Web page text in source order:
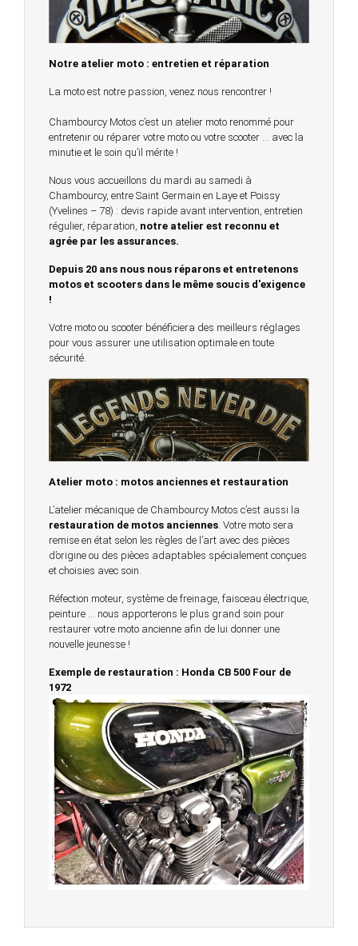
Notre atelier moto : entretien et réparation
La moto est notre passion, venez nous rencontrer !
Chambourcy Motos c’est un atelier moto renommé pour
entretenir ou réparer votre moto ou votre scooter … avec la
minutie et le soin qu’il mérite !
Nous vous accueillons du mardi au samedi à
Chambourcy, entre Saint Germain en Laye et Poissy
(Yvelines – 78) : devis rapide avant intervention, entretien
régulier, réparation, notre atelier est reconnu et
agrée par les assurances.
Depuis 20 ans nous nous réparons et entretenons
motos et scooters dans le même soucis d'exigence
!
Votre moto ou scooter bénéficiera des meilleurs réglages
pour vous assurer une utilisation optimale en toute
sécurité.
Atelier moto : motos anciennes et restauration
L’atelier mécanique de Chambourcy Motos c’est aussi la
restauration de motos anciennes . Votre moto sera
remise en état selon les règles de l’art avec des pièces
d’origine ou des pièces adaptables spécialement conçues
et choisies avec soin.
Réfection moteur, système de freinage, faisceau électrique,
peinture … nous apporterons le plus grand soin pour
restaurer votre moto ancienne afin de lui donner une
nouvelle jeunesse !
Exemple de restauration : Honda CB 500 Four de
1972
© 2023 -Chambourcy Motos 78 - 7bis chemin de la
Forêt - 78240 - Chambourcy -
Garage Motos et Scooters depuis 20 ans à votre
service entre Saint Germain en Laye et Poissy
Achat de motos et scooters - Dépôt vente - Réparation
- Concessionnaire Voge - Concessionnaire
Multimarques
agence conseil en communication digitale